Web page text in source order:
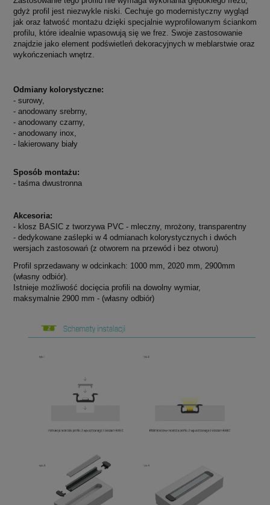
gdyż profil jest niezwykle niski. Cechuje go modernistyczny wygląd
jak oraz łatwość montażu dzięki specjalnie wyprofilowanym ściankom
profilu, które idealnie wpasowują się we frez. Swoje zastosowanie
znajdzie jako element podświetleń dekoracyjnych w meblarstwie oraz
wykończeniach wnętrz.
Odmiany kolorystyczne:
- surowy,
- anodowany srebrny,
- anodowany czarny,
- anodowany inox,
- lakierowany biały
Sposób montażu:
- taśma dwustronna
Akcesoria:
- klosz BASIC z tworzywa PVC - mleczny, mrożony, transparentny
- dedykowane zaślepki w 4 odmianach kolorystycznych i dwóch
wersjach zastosowań (z otworem na przewód i bez otworu)
Profil sprzedawany w odcinkach: 1000 mm, 2020 mm, 2900mm
(własny odbiór).
Istnieje możliwość docięcia profili na dowolny wymiar,
maksymalnie 2900 mm - (własny odbiór)